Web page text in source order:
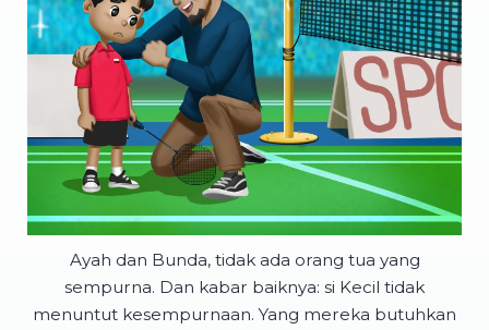
Ayah dan Bunda, tidak ada orang tua yang
sempurna. Dan kabar baiknya: si Kecil tidak
menuntut kesempurnaan. Yang mereka butuhkan